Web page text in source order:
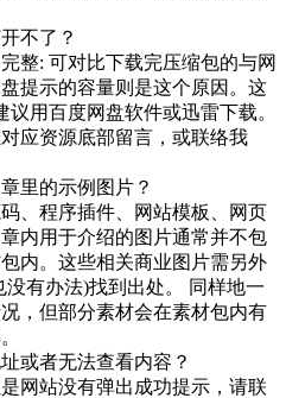
不了？
整: 可对比下载完压缩包的与网
提示的容量则是这个原因。这
议用百度网盘软件或迅雷下载。
应资源底部留言，或联络我
里的示例图片？
、程序插件、网站模板、网页
内用于介绍的图片通常并不包
内。这些相关商业图片需另外
有办法)找到出处。 同样地一
，但部分素材会在素材包内有
或者无法查看内容？
网站没有弹出成功提示，请联